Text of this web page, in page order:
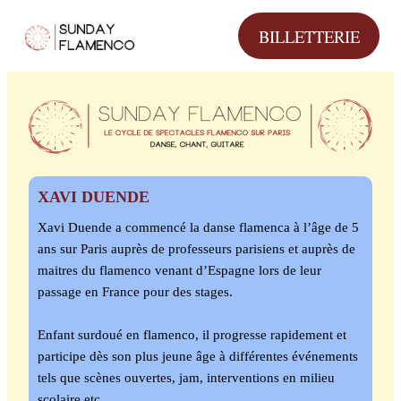
BILLETTERIE
XAVI DUENDE
Xavi Duende a commencé la danse flamenca à l’âge de 5
ans sur Paris auprès de professeurs parisiens et auprès de
maitres du flamenco venant d’Espagne lors de leur
passage en France pour des stages.
Enfant surdoué en flamenco, il progresse rapidement et
participe dès son plus jeune âge à différentes événements
tels que scènes ouvertes, jam, interventions en milieu